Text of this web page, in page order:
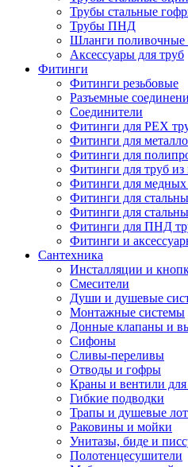
Трубы стальные
Трубы ПНД
Шланги поливочные
Аксессуары для труб
Фитинги
Фитинги резьбовые
Разъемные
Соединители
Фитинги для PEX
Фитинги для
Фитинги для
Фитинги для труб
Фитинги для медных
Фитинги для
Фитинги для
Фитинги для ПНД
Фитинги и
Сантехника
Инсталляции и
Смесители
Души и душевые
Монтажные системы
Донные клапаны и
Сифоны
Сливы-переливы
Отводы и гофры
Краны и вентили
Гибкие подводки
Трапы и душевые
Раковины и мойки
Унитазы, биде и
Полотенцесушители